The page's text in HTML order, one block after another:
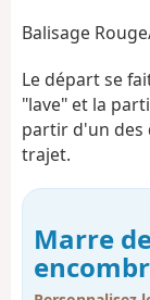
Balisage
Le départ se
"lave" et la
partir d'un des
trajet.
Marre